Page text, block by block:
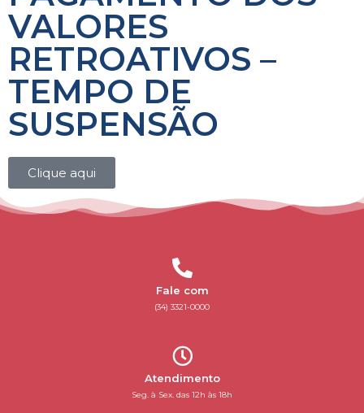
VALORES
RETROATIVOS –
TEMPO DE
SUSPENSÃO
Clique aqui
Fale com
(34) 3321-0000
Atendimento
Seg. à Sex. das 12h às 18h